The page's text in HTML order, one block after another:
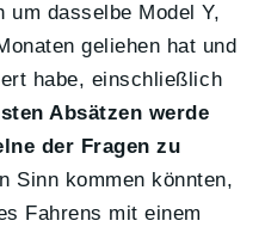
um dasselbe Model Y,
geliehen hat und
habe, einschließlich
Absätzen werde
der Fragen zu
Sinn kommen könnten,
Fahrens mit einem